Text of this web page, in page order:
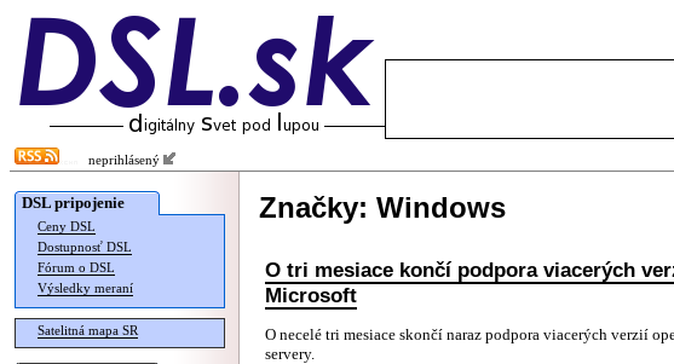
neprihlásený
DSL pripojenie
Ceny DSL
Dostupnosť DSL
Fórum o DSL
Výsledky meraní
Satelitná mapa SR
Značky: Windows
O tri mesiace končí podpora viacerých
Microsoft
O necelé tri mesiace skončí naraz podpora viacerých verzií
servery.